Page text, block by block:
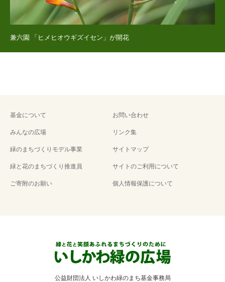
兼六園 「ヒメヒオウギズイセン」が開花
基金について
みんなの広場
緑のまちづくりモデル事業
緑と花のまちづくり推進員
ご寄附のお願い
お問い合わせ
リンク集
サイトマップ
サイトのご利用について
個人情報保護について
公益財団法人 いしかわ緑のまち基金事務局